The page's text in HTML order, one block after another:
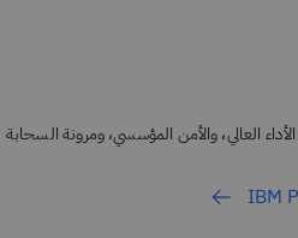
العالي، والأمن المؤسسي، ومرونة السحابة